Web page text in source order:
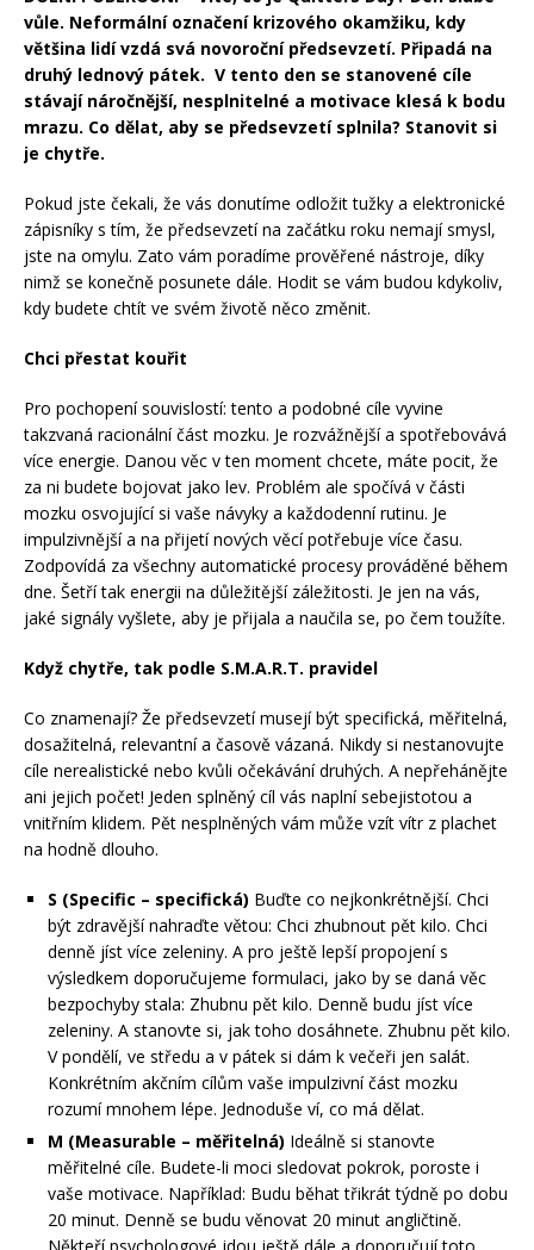
vůle. Neformální označení krizového okamžiku, kdy
většina lidí vzdá svá novoroční předsevzetí. Připadá na
druhý lednový pátek. V tento den se stanovené cíle
stávají náročnější, nesplnitelné a motivace klesá k bodu
mrazu. Co dělat, aby se předsevzetí splnila? Stanovit si
je chytře.
Pokud jste čekali, že vás donutíme odložit tužky a elektronické
zápisníky s tím, že předsevzetí na začátku roku nemají smysl,
jste na omylu. Zato vám poradíme prověřené nástroje, díky
nimž se konečně posunete dále. Hodit se vám budou kdykoliv,
kdy budete chtít ve svém životě něco změnit.
Chci přestat kouřit
Pro pochopení souvislostí: tento a podobné cíle vyvine
takzvaná racionální část mozku. Je rozvážnější a spotřebovává
více energie. Danou věc v ten moment chcete, máte pocit, že
za ni budete bojovat jako lev. Problém ale spočívá v části
mozku osvojující si vaše návyky a každodenní rutinu. Je
impulzivnější a na přijetí nových věcí potřebuje více času.
Zodpovídá za všechny automatické procesy prováděné během
dne. Šetří tak energii na důležitější záležitosti. Je jen na vás,
jaké signály vyšlete, aby je přijala a naučila se, po čem toužíte.
Když chytře, tak podle S.M.A.R.T. pravidel
Co znamenají? Že předsevzetí musejí být specifická, měřitelná,
dosažitelná, relevantní a časově vázaná. Nikdy si nestanovujte
cíle nerealistické nebo kvůli očekávání druhých. A nepřehánějte
ani jejich počet! Jeden splněný cíl vás naplní sebejistotou a
vnitřním klidem. Pět nesplněných vám může vzít vítr z plachet
na hodně dlouho.
S (Specific – specifická) Buďte co nejkonkrétnější. Chci
být zdravější nahraďte větou: Chci zhubnout pět kilo. Chci
denně jíst více zeleniny. A pro ještě lepší propojení s
výsledkem doporučujeme formulaci, jako by se daná věc
bezpochyby stala: Zhubnu pět kilo. Denně budu jíst více
zeleniny. A stanovte si, jak toho dosáhnete. Zhubnu pět kilo.
V pondělí, ve středu a v pátek si dám k večeři jen salát.
Konkrétním akčním cílům vaše impulzivní část mozku
rozumí mnohem lépe. Jednoduše ví, co má dělat.
M (Measurable – měřitelná) Ideálně si stanovte
měřitelné cíle. Budete-li moci sledovat pokrok, poroste i
vaše motivace. Například: Budu běhat třikrát týdně po dobu
20 minut. Denně se budu věnovat 20 minut angličtině.